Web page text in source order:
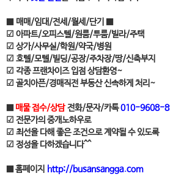
■ 매매/임대/전세/월세/단기 ■
☑ 아파트/오피스텔/원룸/투룸/빌라/주택
☑ 상가/사무실/학원/약국/병원
☑ 호텔/모텔/빌딩/공장/주차장/땅/신축부지
☑ 각종 프랜차이즈 입점 상담환영~
☑ 골치아픈/경매직전 부동산 신속하게 처리~
매물 접수/상담 전화/문자/카톡010-9608-
☑ 전문가의 중개노하우로
☑ 최선을 다해 좋은 조건으로 계약될 수 있도록
☑ 정성을 다하겠습니다^^
■ 홈페이지 http://busansangga.com